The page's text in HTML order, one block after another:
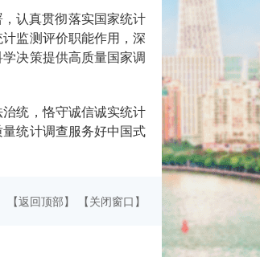
，认真贯彻落实国家统计
监测评价职能作用，深
决策提供高质量国家调
统，恪守诚信诚实统计
量统计调查服务好中国式
【返回顶部】 【关闭窗口】